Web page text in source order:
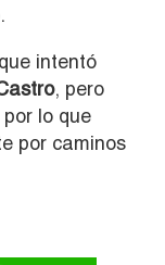
intentó
, pero
lo que
por caminos